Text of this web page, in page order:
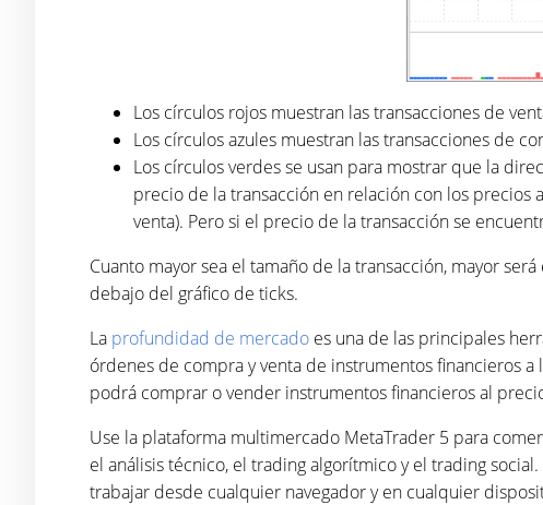
Los círculos rojos muestran las transacciones de
Los círculos azules muestran las transacciones de
Los círculos verdes se usan para mostrar que la
precio de la transacción en relación con los
venta). Pero si el precio de la transacción se
Cuanto mayor sea el tamaño de la transacción, mayor
debajo del gráfico de ticks.
La profundidad de mercado es una de las principales
órdenes de compra y venta de instrumentos financieros
podrá comprar o vender instrumentos financieros al
Use la plataforma multimercado MetaTrader 5 para
el análisis técnico, el trading algorítmico y el trading
trabajar desde cualquier navegador y en cualquier